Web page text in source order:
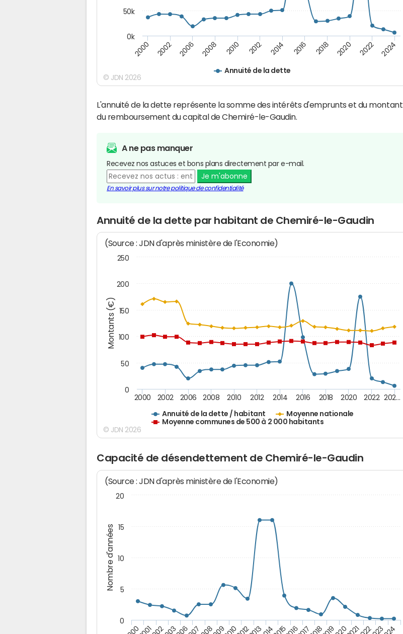
Annuité de la dette
2000 2002 2006 2008 2010 2012 2014 2016 2018 2020 2022 2024
0k
50k
© JDN 2026
L'annuité de la dette représente la somme des intérêts d'emprunts et du montant
du remboursement du capital de Chemiré-le-Gaudin.
A ne pas manquer
Recevez nos astuces et bons plans directement par e-mail.
Je m'abonne
En savoir plus sur notre politique de confidentialité
Annuité de la dette par habitant de Chemiré-le-Gaudin
Montants (€)
(Source : JDN d'après ministère de l'Economie)
Annuité de la dette / habitant
Moyenne nationale
Moyenne communes de 500 à 2 000 habitants
2000 2002 2006 2008 2010 2012 2014 2016 2018 2020 2022 202…
0
50
100
150
200
250
© JDN 2026
Capacité de désendettement de Chemiré-le-Gaudin
Nombre d'années
(Source : JDN d'après ministère de l'Economie)
0
5
10
15
20